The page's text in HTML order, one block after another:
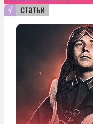
статьи